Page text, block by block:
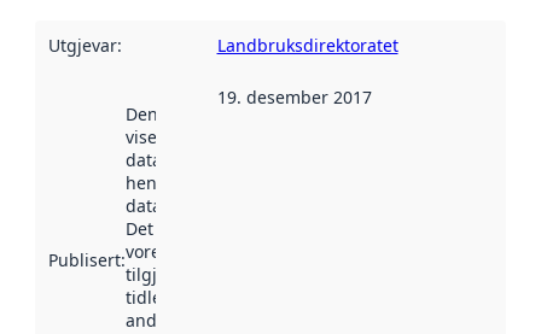
Utgjevar: Landbruksdirektoratet
Publisert:
Denne datoen
viser når
datasettet vart
henta inn av
data.norge.no.
Det kan ha
vore
tilgjengeleg
tidlegare
andre stader.
19. desember 2017